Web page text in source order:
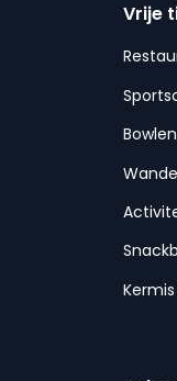
Vrije
Bowlen
Kermis